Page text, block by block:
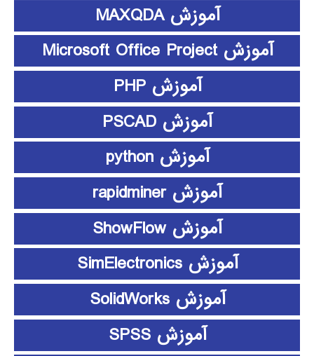
آموزش MAXQDA
آموزش Microsoft Office Project
آموزش PHP
آموزش PSCAD
آموزش python
آموزش rapidminer
آموزش ShowFlow
آموزش SimElectronics
آموزش SolidWorks
آموزش SPSS